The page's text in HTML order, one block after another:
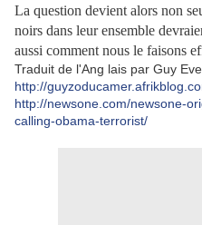
La question devient alors non
noirs dans leur ensemble
aussi comment nous le faisons
Traduit de l'Ang lais par Guy
http://
http://newsone.com/newsone-
calling-obama-terrorist/